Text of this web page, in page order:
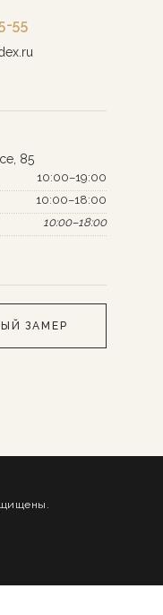
55
85
10:00–19:00
10:00–18:00
10:00–18:00
ЗАМЕР